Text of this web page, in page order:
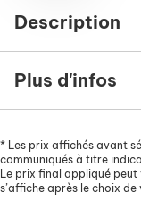
Description
Plus d'infos
* Les prix affichés avant
communiqués à titre
Le prix final appliqué
s’affiche après le choix